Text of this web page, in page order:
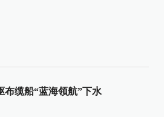
布缆船“蓝海领航”下水